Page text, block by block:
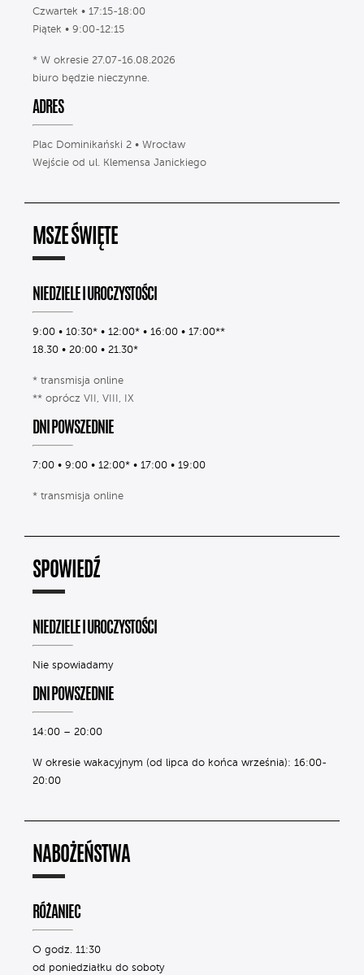
Czwartek • 17:15-18:00
Piątek • 9:00-12:15
* W okresie 27.07-16.08.2026
biuro będzie nieczynne.
ADRES
Plac Dominikański 2 • Wrocław
Wejście od ul. Klemensa Janickiego
MSZE ŚWIĘTE
NIEDZIELE I UROCZYSTOŚCI
9:00 • 10:30* • 12:00* • 16:00 • 17:00**
18.30 • 20:00 • 21.30*
* transmisja online
** oprócz VII, VIII, IX
DNI POWSZEDNIE
7:00 • 9:00 • 12:00* • 17:00 • 19:00
* transmisja online
SPOWIEDŹ
NIEDZIELE I UROCZYSTOŚCI
Nie spowiadamy
DNI POWSZEDNIE
14:00 – 20:00
W okresie wakacyjnym (od lipca do końca września): 16:00-
20:00
NABOŻEŃSTWA
RÓŻANIEC
O godz. 11:30
od poniedziałku do soboty